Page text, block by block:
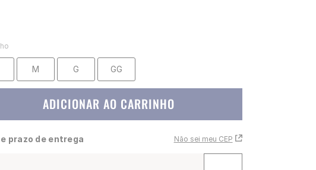
M G GG
ADICIONAR AO CARRINHO
prazo de entrega Não sei meu CEP